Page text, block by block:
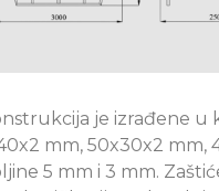
je izrađene u
mm, 50x30x2 mm,
5 mm i 3 mm.